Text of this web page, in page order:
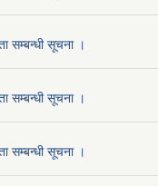
सम्बन्धी सूचना ।
सम्बन्धी सूचना ।
सम्बन्धी सूचना ।